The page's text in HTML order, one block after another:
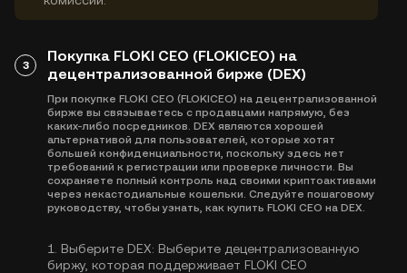
3
Покупка FLOKI CEO (FLOKICEO) на
децентрализованной бирже (DEX)
При покупке FLOKI CEO (FLOKICEO) на децентрализованной
бирже вы связываетесь с продавцами напрямую, без
каких-либо посредников. DEX являются хорошей
альтернативой для пользователей, которые хотят
большей конфиденциальности, поскольку здесь нет
требований к регистрации или проверке личности. Вы
сохраняете полный контроль над своими криптоактивами
через некастодиальные кошельки. Следуйте пошаговому
руководству, чтобы узнать, как купить FLOKI CEO на DEX.
1. Выберите DEX: Выберите децентрализованную
биржу, которая поддерживает FLOKI CEO